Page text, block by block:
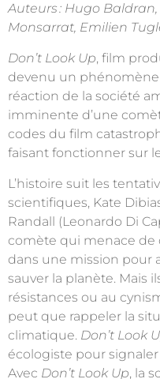
Auteurs : Hugo Baldran,
Monsarrat, Emilien
Don’t Look Up, film
devenu un
réaction de la société
imminente d’une
codes du film
faisant fonctionner sur
L’histoire suit les
scientifiques, Kate
Randall (Leonardo Di
comète qui menace de
dans une mission pour
sauver la planète. Mais
résistances ou au
peut que rappeler la
climatique. Don’t Look
écologiste pour signaler
Avec Don’t Look Up, la